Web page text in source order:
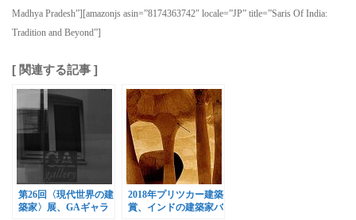
Madhya Pradesh”][amazonjs asin=”8174363742″ locale=”JP” title=”Saris Of India:
Tradition and Beyond”]
[ 関連する記事 ]
第26回〈現代世界の建
築家〉展、GAギャラ
2018年プリツカー建築
賞、インドの建築家バ